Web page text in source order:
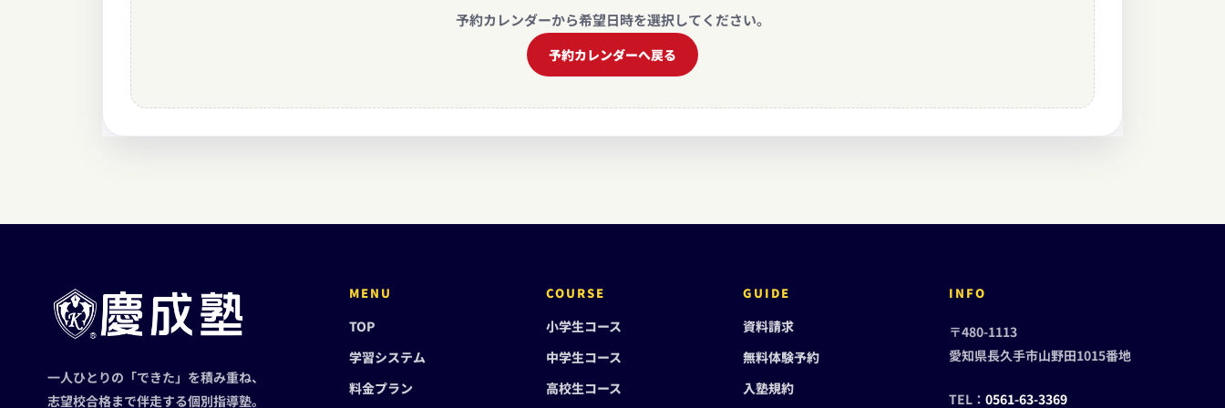
予約カレンダーから希望日時を選択してください。
予約カレンダーへ戻る
一人ひとりの「できた」を積み重ね、
志望校合格まで伴走する個別指導塾。
MENU
TOP
学習システム
料金プラン
COURSE
小学生コース
中学生コース
高校生コース
GUIDE
資料請求
無料体験予約
入塾規約
INFO
〒480-1113
愛知県長久手市山野田1015番地
TEL： 0561-63-3369